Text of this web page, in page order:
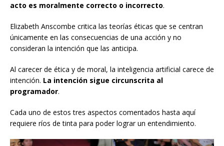
acto es moralmente correcto o incorrecto.
Elizabeth Anscombe critica las teorías éticas que se centran
únicamente en las consecuencias de una acción y no
consideran la intención que las anticipa.
Al carecer de ética y de moral, la inteligencia artificial carece de
intención. La intención sigue circunscrita al
programador.
Cada uno de estos tres aspectos comentados hasta aquí
requiere ríos de tinta para poder lograr un entendimiento.